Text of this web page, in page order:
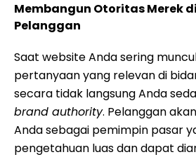
Membangun Otoritas Merek
Pelanggan
Saat website Anda sering
pertanyaan yang relevan di
secara tidak langsung Anda
brand authority. Pelanggan
Anda sebagai pemimpin pasar
pengetahuan luas dan dapat